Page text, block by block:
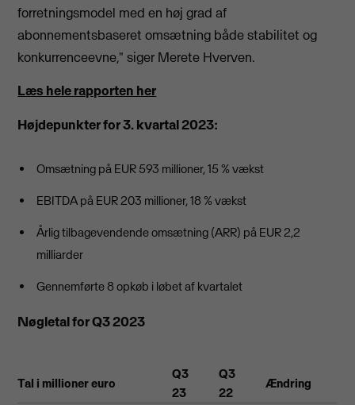
forretningsmodel med en høj grad af
abonnementsbaseret omsætning både stabilitet og
konkurrenceevne," siger Merete Hverven.
Læs hele rapporten her
Højdepunkter for 3. kvartal 2023:
Omsætning på EUR 593 millioner, 15 % vækst
EBITDA på EUR 203 millioner, 18 % vækst
Årlig tilbagevendende omsætning (ARR) på EUR 2,2
milliarder
Gennemførte 8 opkøb i løbet af kvartalet
Nøgletal for Q3 2023
Tal i millioner euro
Q3
23
Q3
22
Ændring